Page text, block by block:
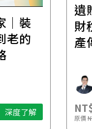
｜裝
老的
深度了解
遺
財
產
原價